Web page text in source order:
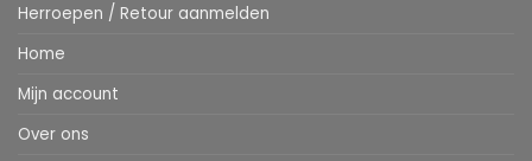
Herroepen / Retour aanmelden
Home
Mijn account
Over ons